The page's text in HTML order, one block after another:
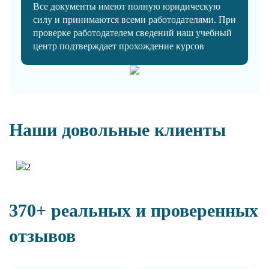
Все документы имеют полную юридическую
силу и принимаются всеми работодателями. При
проверке работодателем сведений наш учебный
центр подтверждает прохождение курсов
Наши довольные клиенты
370+ реальных и проверенных
отзывов